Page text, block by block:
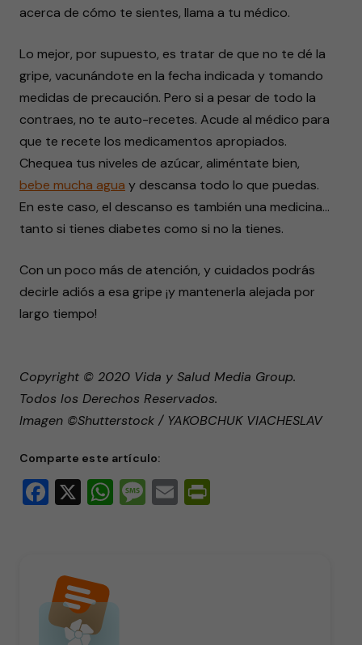
acerca de cómo te sientes, llama a tu médico.
Lo mejor, por supuesto, es tratar de que no te dé la
gripe, vacunándote en la fecha indicada y tomando
medidas de precaución. Pero si a pesar de todo la
contraes, no te auto-recetes. Acude al médico para
que te recete los medicamentos apropiados.
Chequea tus niveles de azúcar, aliméntate bien,
bebe mucha agua y descansa todo lo que puedas.
En este caso, el descanso es también una medicina…
tanto si tienes diabetes como si no la tienes.
Con un poco más de atención, y cuidados podrás
decirle adiós a esa gripe ¡y mantenerla alejada por
largo tiempo!
Copyright © 2020 Vida y Salud Media Group.
Todos los Derechos Reservados.
Imagen ©Shutterstock / YAKOBCHUK VIACHESLAV
Comparte este artículo:
Facebook
X WhatsApp
Message
Email